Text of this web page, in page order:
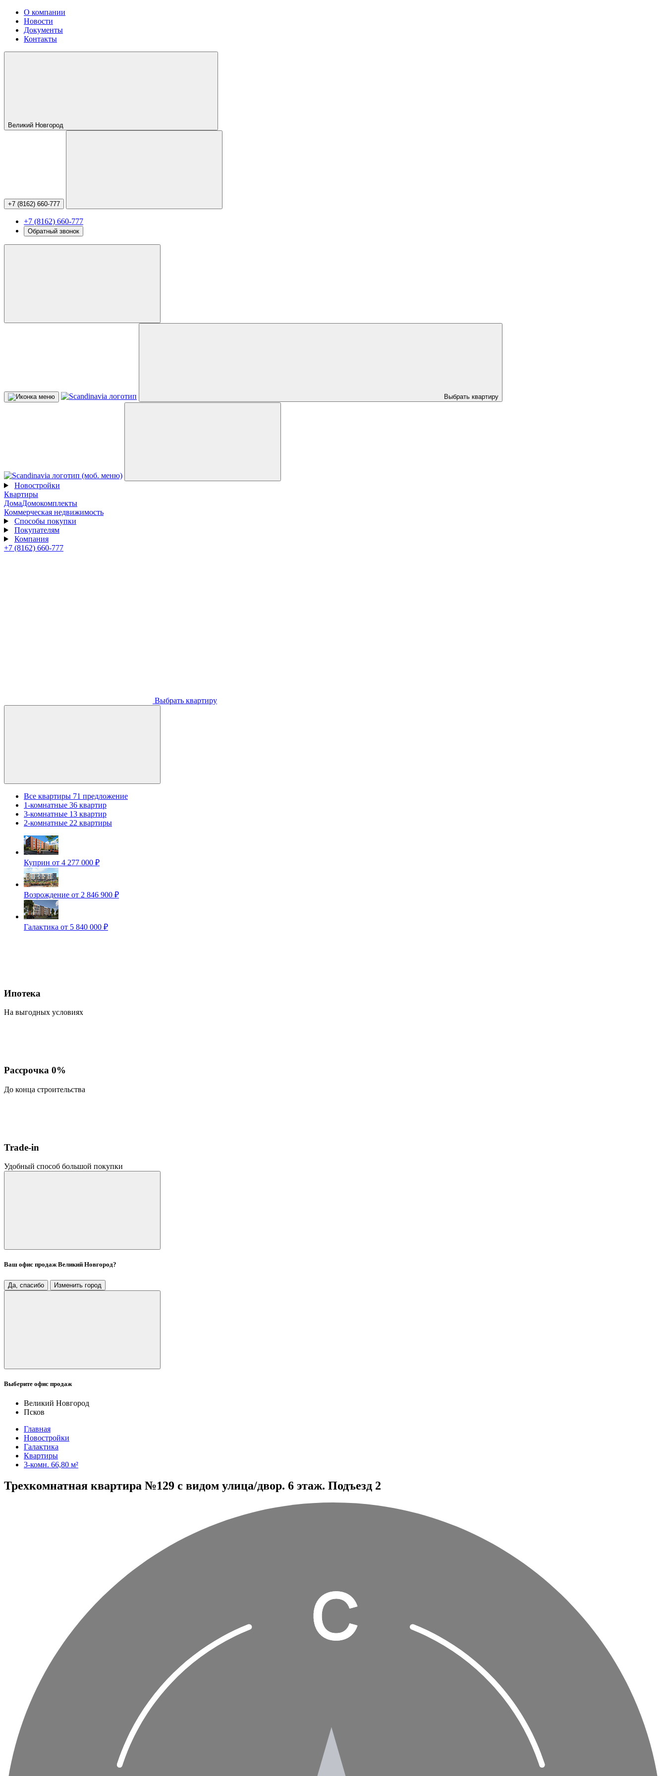
О компании
Новости
Документы
Контакты
Великий Новгород
+7 (8162) 660-777
+7 (8162) 660-777
Обратный звонок
Выбрать квартиру
Новостройки
Квартиры
ДомаДомокомплекты
Коммерческая недвижимость
Способы покупки
Покупателям
Компания
+7 (8162) 660-777
Выбрать квартиру
Все квартиры 71 предложение
1-комнатные 36 квартир
3-комнатные 13 квартир
2-комнатные 22 квартиры
Куприн от 4 277 000 ₽
Возрождение от 2 846 900 ₽
Галактика от 5 840 000 ₽
Ипотека
На выгодных условиях
Рассрочка 0%
До конца строительства
Trade-in
Удобный способ большой покупки
Ваш офис продажВеликий Новгород?
Да, спасибо Изменить город
Выберите офис продаж
Великий Новгород
Псков
Главная
Новостройки
Галактика
Квартиры
3-комн. 66,80 м²
Трехкомнатная квартира №129 с видом улица/двор. 6 этаж. Подъезд 2